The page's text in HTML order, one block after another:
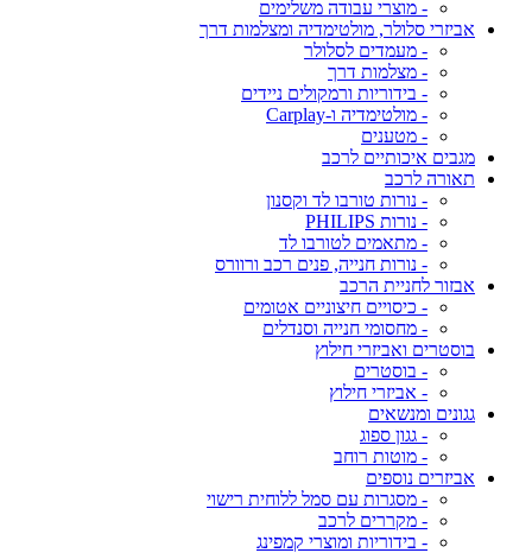
- מוצרי עבודה משלימים
אביזרי סלולר, מולטימדיה ומצלמות דרך
- מעמדים לסלולר
- מצלמות דרך
- בידוריות ורמקולים ניידים
- מולטימדיה ו-Carplay
- מטענים
מגבים איכותיים לרכב
תאורה לרכב
- נורות טורבו לד וקסנון
- נורות PHILIPS
- מתאמים לטורבו לד
- נורות חנייה, פנים רכב ורוורס
אבזור לחניית הרכב
- כיסויים חיצוניים אטומים
- מחסומי חנייה וסנדלים
בוסטרים ואביזרי חילוץ
- בוסטרים
- אביזרי חילוץ
גגונים ומנשאים
- גגון ספוג
- מוטות רוחב
אביזרים נוספים
- מסגרות עם סמל ללוחית רישוי
- מקררים לרכב
- בידוריות ומוצרי קמפינג